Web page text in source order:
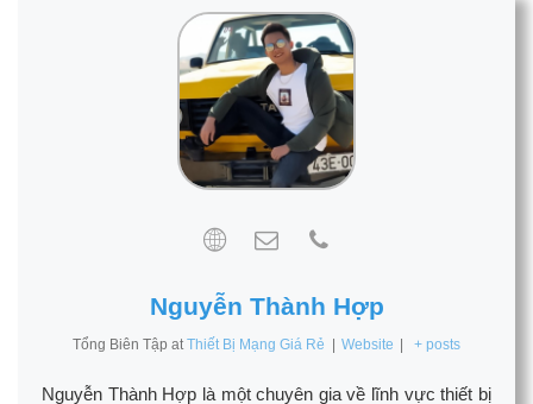
Nguyễn Thành Hợp
Tổng Biên Tập at Thiết Bị Mạng Giá Rẻ Website + posts
Nguyễn Thành Hợp là một chuyên gia về lĩnh vực thiết bị